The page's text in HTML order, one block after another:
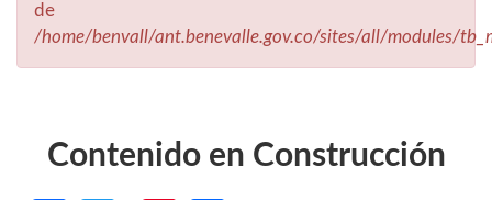
de
/home/benvall/ant.benevalle.gov.co/sites/all/modules/
Contenido en Construcción